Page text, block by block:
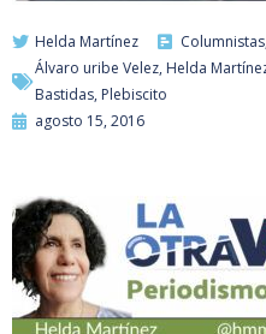
Helda Martínez Columnistas
Álvaro uribe Velez, Helda
Bastidas, Plebiscito
agosto 15, 2016